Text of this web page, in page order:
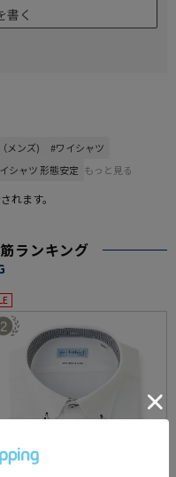
書く
メンズ)
#ワイシャツ
シャツ 形態安定 もっと見る
れます。
ランキング
2